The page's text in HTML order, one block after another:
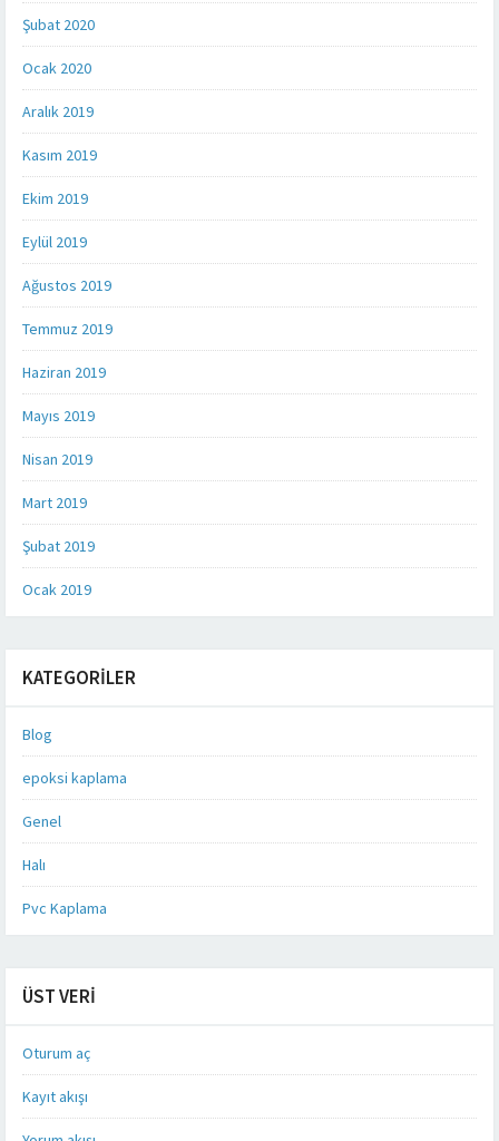
Şubat 2020
Ocak 2020
Aralık 2019
Kasım 2019
Ekim 2019
Eylül 2019
Ağustos 2019
Temmuz 2019
Haziran 2019
Mayıs 2019
Nisan 2019
Mart 2019
Şubat 2019
Ocak 2019
KATEGORILER
Blog
epoksi kaplama
Genel
Halı
Pvc Kaplama
ÜST VERI
Oturum aç
Kayıt akışı